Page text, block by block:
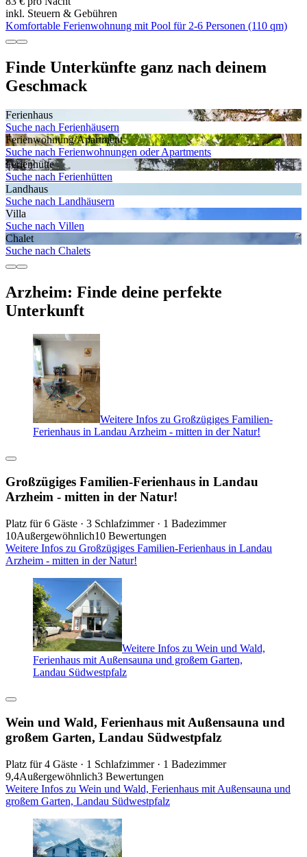
inkl. Steuern & Gebühren
Komfortable Ferienwohnung mit Pool für 2-6 Personen (110 qm)
Finde Unterkünfte ganz nach deinem
Geschmack
Ferienhaus
Suche nach Ferienhäusern
Ferienwohnung/Apartment
Suche nach Ferienwohnungen oder Apartments
Ferienhütte
Suche nach Ferienhütten
Landhaus
Suche nach Landhäusern
Villa
Suche nach Villen
Chalet
Suche nach Chalets
Arzheim: Finde deine perfekte
Unterkunft
Weitere Infos zu Großzügiges Familien-
Ferienhaus in Landau Arzheim - mitten in der Natur!
Großzügiges Familien-Ferienhaus in Landau
Arzheim - mitten in der Natur!
Platz für 6 Gäste · 3 Schlafzimmer · 1 Badezimmer
10Außergewöhnlich10 Bewertungen
Weitere Infos zu Großzügiges Familien-Ferienhaus in Landau
Arzheim - mitten in der Natur!
Weitere Infos zu Wein und Wald,
Ferienhaus mit Außensauna und großem Garten,
Landau Südwestpfalz
Wein und Wald, Ferienhaus mit Außensauna und
großem Garten, Landau Südwestpfalz
Platz für 4 Gäste · 1 Schlafzimmer · 1 Badezimmer
9,4Außergewöhnlich3 Bewertungen
Weitere Infos zu Wein und Wald, Ferienhaus mit Außensauna und
großem Garten, Landau Südwestpfalz